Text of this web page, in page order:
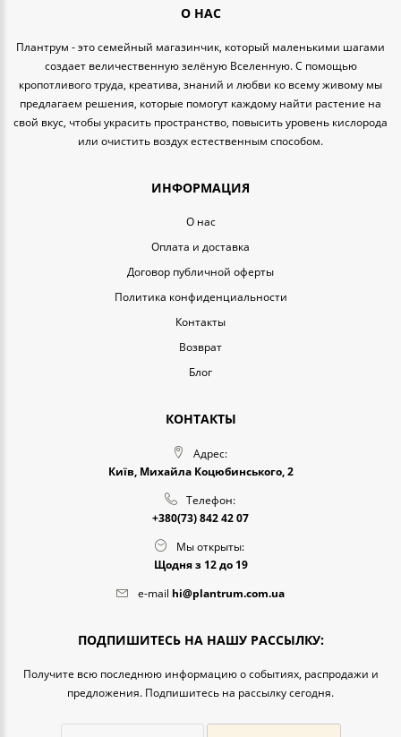
О НАС
Плантрум - это семейный магазинчик, который маленькими шагами
создает величественную зелёную Вселенную. С помощью
кропотливого труда, креатива, знаний и любви ко всему живому мы
предлагаем решения, которые помогут каждому найти растение на
свой вкус, чтобы украсить пространство, повысить уровень кислорода
или очистить воздух естественным способом.
ИНФОРМАЦИЯ
O нас
Оплата и доставка
Договор публичной оферты
Политика конфиденциальности
Контакты
Возврат
Блог
КОНТАКТЫ
Адрес:
Київ, Михайла Коцюбинського, 2
Телефон:
+380(73) 842 42 07
Мы открыты:
Щодня з 12 до 19
e-mail hi@plantrum.com.ua
ПОДПИШИТЕСЬ НА НАШУ РАССЫЛКУ:
Получите всю последнюю информацию о событиях, распродажи и
предложения. Подпишитесь на рассылку сегодня.